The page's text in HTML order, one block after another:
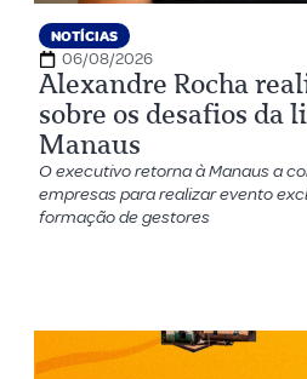
NOTÍCIAS
06/08/2026
Alexandre Rocha
sobre os desafios da
Manaus
O executivo retorna à Manaus a
empresas para realizar evento
formação de gestores